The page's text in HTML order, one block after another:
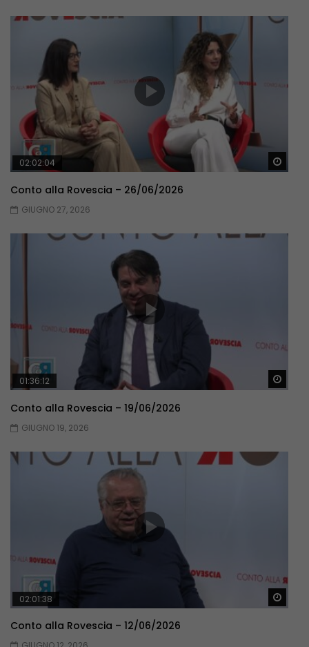
02:02:04
Conto alla Rovescia – 26/06/2026
GIUGNO 27, 2026
01:36:12
Conto alla Rovescia – 19/06/2026
GIUGNO 19, 2026
02:01:38
Conto alla Rovescia – 12/06/2026